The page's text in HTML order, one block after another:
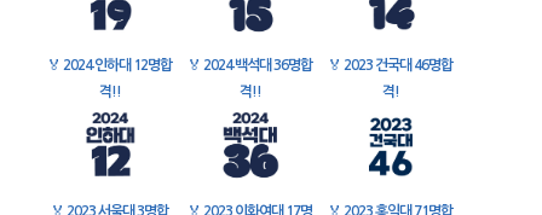
🏅 2024 인하대 12명합
격!!
🏅 2024 백석대 36명합
격!!
🏅 2023 건국대 46명합
격!
🏅 2023 서울대 3명합
🏅 2023 이화여대 17명
🏅 2023 홍익대 71명합